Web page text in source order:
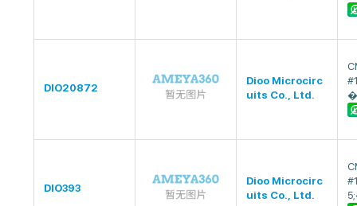
DIO20872
Dioo Microcirc
uits Co., Ltd.
DIO393
Dioo Microcirc
uits Co., Ltd.